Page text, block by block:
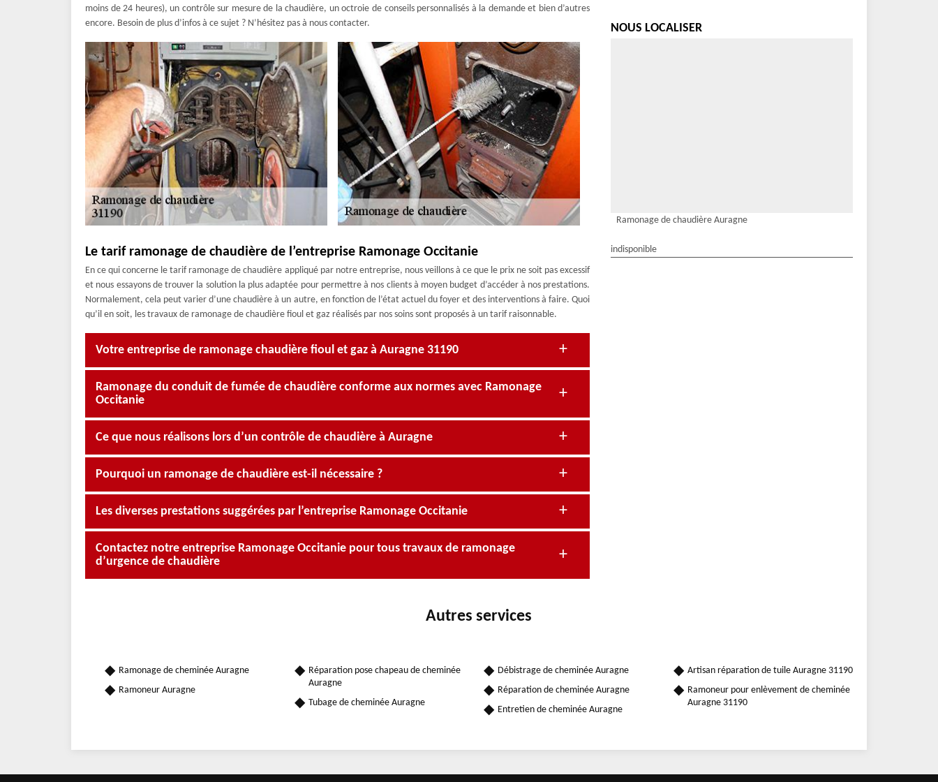
moins de 24 heures), un contrôle sur mesure de la chaudière, un octroie de conseils personnalisés à la demande et bien d’autres
encore. Besoin de plus d’infos à ce sujet ? N’hésitez pas à nous contacter.
Le tarif ramonage de chaudière de l’entreprise Ramonage Occitanie
En ce qui concerne le tarif ramonage de chaudière appliqué par notre entreprise, nous veillons à ce que le prix ne soit pas excessif
et nous essayons de trouver la solution la plus adaptée pour permettre à nos clients à moyen budget d’accéder à nos prestations.
Normalement, cela peut varier d’une chaudière à un autre, en fonction de l’état actuel du foyer et des interventions à faire. Quoi
qu’il en soit, les travaux de ramonage de chaudière fioul et gaz réalisés par nos soins sont proposés à un tarif raisonnable.
Votre entreprise de ramonage chaudière fioul et gaz à Auragne 31190
Ramonage du conduit de fumée de chaudière conforme aux normes avec Ramonage
Occitanie
Ce que nous réalisons lors d’un contrôle de chaudière à Auragne
Pourquoi un ramonage de chaudière est-il nécessaire ?
Les diverses prestations suggérées par l’entreprise Ramonage Occitanie
Contactez notre entreprise Ramonage Occitanie pour tous travaux de ramonage
d’urgence de chaudière
NOUS LOCALISER
Ramonage de chaudière Auragne
indisponible
Autres services
Ramonage de cheminée Auragne
Ramoneur Auragne
Réparation pose chapeau de cheminée
Auragne
Tubage de cheminée Auragne
Débistrage de cheminée Auragne
Réparation de cheminée Auragne
Entretien de cheminée Auragne
Artisan réparation de tuile Auragne 31190
Ramoneur pour enlèvement de cheminée
Auragne 31190